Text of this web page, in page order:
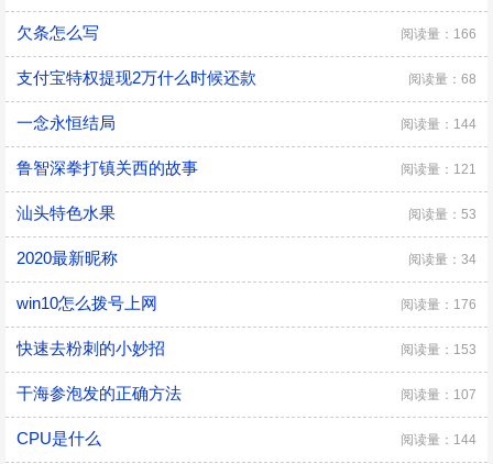
欠条怎么写 阅读量：166
支付宝特权提现2万什么时候还款 阅读量：68
一念永恒结局 阅读量：144
鲁智深拳打镇关西的故事 阅读量：121
汕头特色水果 阅读量：53
2020最新昵称 阅读量：34
win10怎么拨号上网 阅读量：176
快速去粉刺的小妙招 阅读量：153
干海参泡发的正确方法 阅读量：107
CPU是什么 阅读量：144